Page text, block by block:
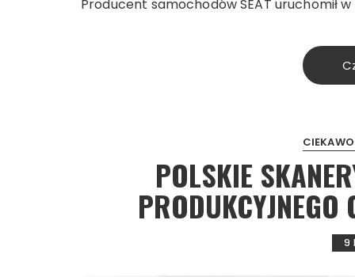
Producent samochodów SEAT uruchomił
POLSKIE
9